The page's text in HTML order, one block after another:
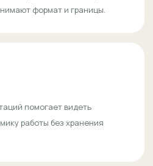
формат и границы.
помогает видеть
работы без хранения